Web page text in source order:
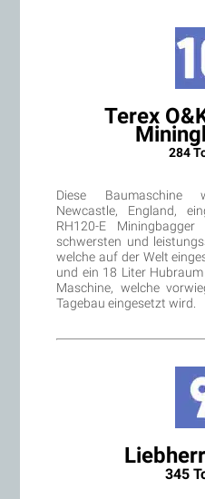
Terex
284
Diese Baumaschine
Newcastle, England,
RH120-E
schwersten und
welche auf der Welt
und ein 18 Liter
Maschine, welche
Tagebau eingesetzt wird.
345